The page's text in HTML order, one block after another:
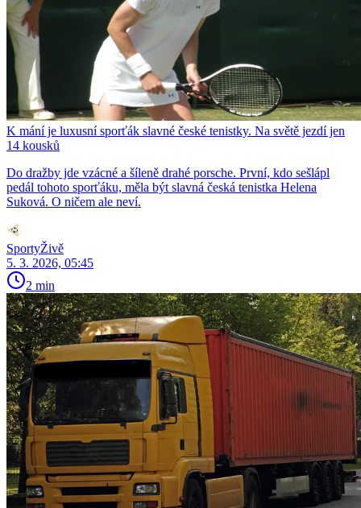
K mání je luxusní sporťák slavné české tenistky. Na světě jezdí jen
14 kousků
Do dražby jde vzácné a šíleně drahé porsche. První, kdo sešlápl
pedál tohoto sporťáku, měla být slavná česká tenistka Helena
Suková. O ničem ale neví.
SportyŽivě
5. 3. 2026, 05:45
2 min